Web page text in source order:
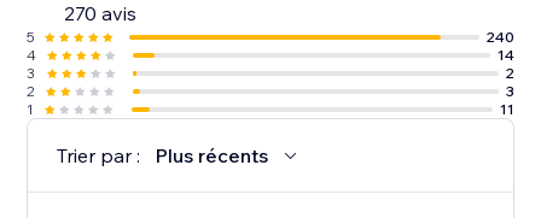
270 avis
5
240
4
14
3
2
2
3
1
11
Trier par : Plus récents